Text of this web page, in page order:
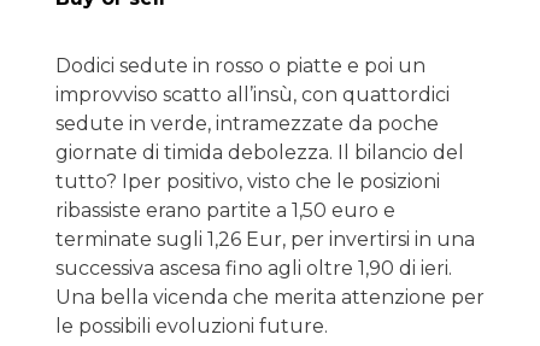
Dodici sedute in rosso o piatte e poi un
improvviso scatto all’insù, con quattordici
sedute in verde, intramezzate da poche
giornate di timida debolezza. Il bilancio del
tutto? Iper positivo, visto che le posizioni
ribassiste erano partite a 1,50 euro e
terminate sugli 1,26 Eur, per invertirsi in una
successiva ascesa fino agli oltre 1,90 di ieri.
Una bella vicenda che merita attenzione per
le possibili evoluzioni future.